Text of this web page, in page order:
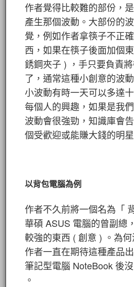
作者覺得比較難的部份，
產生那個波動。大部份的
覺，例如作者拿筷子不正
西，如果在筷子後面加個
銹鋼夾子 ) ，手只要負責
了，通常這種小創意的波
小波動有時一天可以多達
每個人的興趣，如果是我
波動會很強勁，知識庫會
個受歡迎或能賺大錢的明
以背包電腦為例
作者不久前將一個名為「
華碩 ASUS 電腦的曾副總
較強的東西 ( 創意 ) 。為
作者一直在期待這種產品
筆記型電腦 NoteBook 後
。